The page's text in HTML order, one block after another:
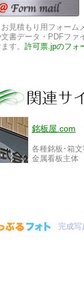
見積もり用フォーム
書データ・PDFファ
す。 許可票.jpのフォ
銘板屋.com
各種銘板･箱
金属看板主体
完成写